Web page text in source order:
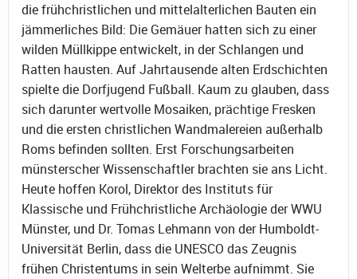
die frühchristlichen und mittelalterlichen Bauten ein
jämmerliches Bild: Die Gemäuer hatten sich zu einer
wilden Müllkippe entwickelt, in der Schlangen und
Ratten hausten. Auf Jahrtausende alten Erdschichten
spielte die Dorfjugend Fußball. Kaum zu glauben, dass
sich darunter wertvolle Mosaiken, prächtige Fresken
und die ersten christlichen Wandmalereien außerhalb
Roms befinden sollten. Erst Forschungsarbeiten
münsterscher Wissenschaftler brachten sie ans Licht.
Heute hoffen Korol, Direktor des Instituts für
Klassische und Frühchristliche Archäologie der WWU
Münster, und Dr. Tomas Lehmann von der Humboldt-
Universität Berlin, dass die UNESCO das Zeugnis
frühen Christentums in sein Welterbe aufnimmt. Sie